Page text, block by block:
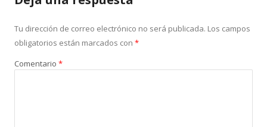
Tu dirección de correo electrónico no será publicada. Los campos
obligatorios están marcados con *
Comentario *